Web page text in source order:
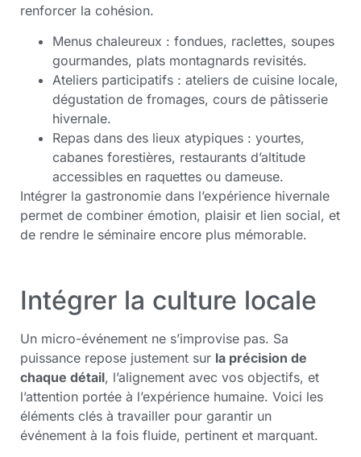
renforcer la cohésion.
Menus chaleureux : fondues, raclettes, soupes
gourmandes, plats montagnards revisités.
Ateliers participatifs : ateliers de cuisine locale,
dégustation de fromages, cours de pâtisserie
hivernale.
Repas dans des lieux atypiques : yourtes,
cabanes forestières, restaurants d’altitude
accessibles en raquettes ou dameuse.
Intégrer la gastronomie dans l’expérience hivernale
permet de combiner émotion, plaisir et lien social, et
de rendre le séminaire encore plus mémorable.
Intégrer la culture locale
Un micro-événement ne s’improvise pas. Sa
puissance repose justement sur la précision de
chaque détail, l’alignement avec vos objectifs, et
l’attention portée à l’expérience humaine. Voici les
éléments clés à travailler pour garantir un
événement à la fois fluide, pertinent et marquant.